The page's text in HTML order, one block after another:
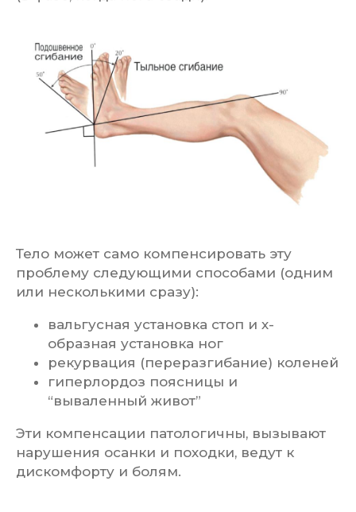
Тело может само компенсировать эту
проблему следующими способами (одним
или несколькими сразу):
вальгусная установка стоп и х-
образная установка ног
рекурвация (переразгибание) коленей
гиперлордоз поясницы и
“вываленный живот”
Эти компенсации патологичны, вызывают
нарушения осанки и походки, ведут к
дискомфорту и болям.